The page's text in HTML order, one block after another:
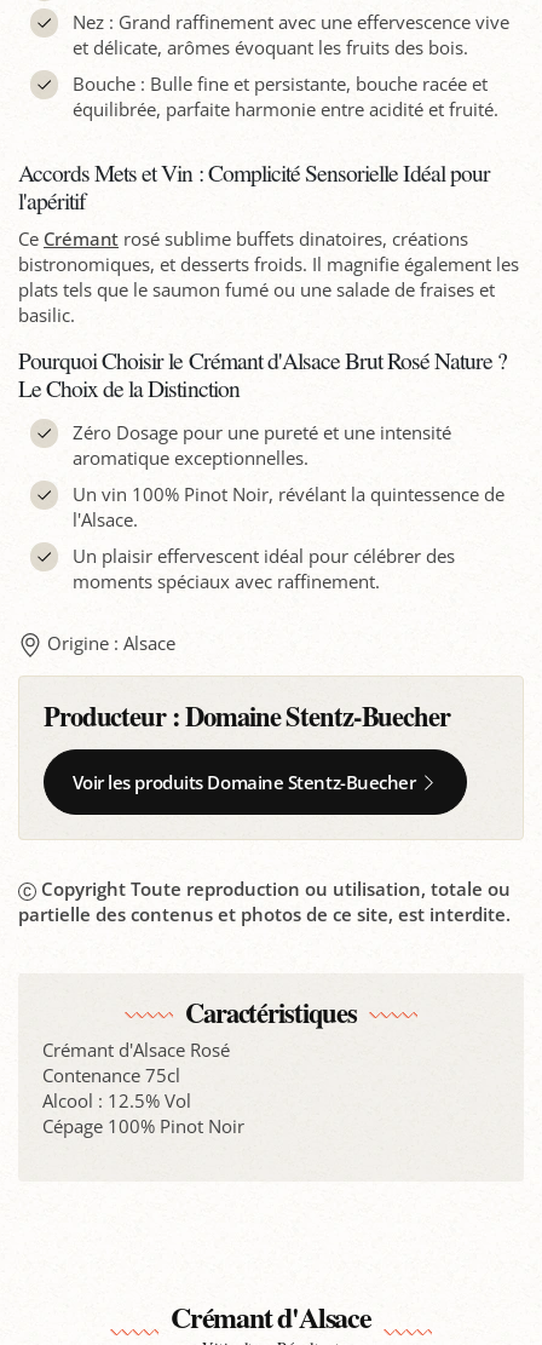
Nez : Grand raffinement avec une effervescence vive
et délicate, arômes évoquant les fruits des bois.
Bouche : Bulle fine et persistante, bouche racée et
équilibrée, parfaite harmonie entre acidité et fruité.
Accords Mets et Vin : Complicité Sensorielle Idéal pour
l'apéritif
Ce Crémant rosé sublime buffets dinatoires, créations
bistronomiques, et desserts froids. Il magnifie également les
plats tels que le saumon fumé ou une salade de fraises et
basilic.
Pourquoi Choisir le Crémant d'Alsace Brut Rosé Nature ?
Le Choix de la Distinction
Zéro Dosage pour une pureté et une intensité
aromatique exceptionnelles.
Un vin 100% Pinot Noir, révélant la quintessence de
l'Alsace.
Un plaisir effervescent idéal pour célébrer des
moments spéciaux avec raffinement.
Origine : Alsace
Producteur :Domaine Stentz-Buecher
Voir les produits Domaine Stentz-Buecher
Copyright Toute reproduction ou utilisation, totale ou
partielle des contenus et photos de ce site, est interdite.
Caractéristiques
Crémant d'Alsace Rosé
Contenance 75cl
Alcool : 12.5% Vol
Cépage 100% Pinot Noir
Crémant d'Alsace